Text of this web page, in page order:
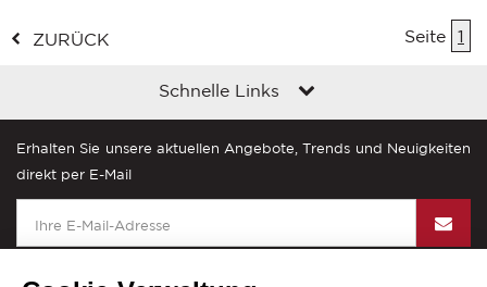
ZURÜCK Seite 1
Schnelle Links
Erhalten Sie unsere aktuellen Angebote, Trends und Neuigkeiten
direkt per E-Mail